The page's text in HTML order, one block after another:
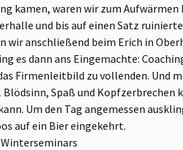
kamen, waren wir zum
und bis auf einen Satz
wir anschließend beim Erich in
es dann ans Eingemachte:
Firmenleitbild zu vollenden. Und
Spaß und Kopfzerbrechen
Um den Tag angemessen
auf ein Bier eingekehrt.